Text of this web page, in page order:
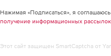
Нажимая «Подписаться», я
получение информационных рассылок
Этот сайт защищен SmartCaptcha от